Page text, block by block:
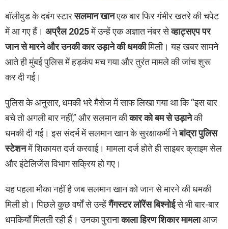
बॉलीवुड के दबंग स्टारसलमान खानएक बार फिर गंभीर खतरे की चपेट
में आ गए हैं। अप्रैल 2025में उन्हें एक अज्ञात नंबर सेव्हाट्सएप पर
जान से मारने और उनकी कार उड़ाने की धमकीमिली। यह खबर सामने
आते ही मुंबई पुलिस में हड़कंप मच गया और तुरंत मामले की जांच शुरू
कर दी गई।
पुलिस के अनुसार, धमकी भरे मैसेज में साफ लिखा गया था कि “इस बार
बचे तो अगली बार नहीं,” और सलमान कीकार को बम से उड़ानेकी
धमकी दी गई। इस संदर्भ में सलमान खान के सुरक्षाकर्मी नेबांद्रा पुलिस
स्टेशनमें शिकायत दर्ज करवाई। मामला दर्ज होते ही साइबर क्राइम सेल
और इंटेलिजेंस विभाग सक्रिय हो गए।
यह पहला मौका नहीं है जब सलमान खान को जान से मारने की धमकी
मिली हो। पिछले कुछ वर्षों से उन्हेंगैंगस्टर लॉरेंस बिश्नोईसे भी बार-बार
धमकियाँ मिलती रही हैं। उनका पुरानाकाला हिरण शिकार मामलाआज